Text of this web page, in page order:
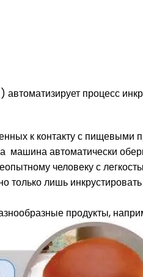
автоматизирует процесс
к контакту с пищевыми
автоматически
человеку с
лишь
продукты,